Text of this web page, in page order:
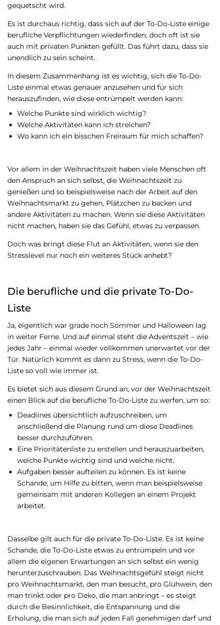
gequetscht wird.
Es ist durchaus richtig, dass sich auf der To-Do-Liste einige
berufliche Verpflichtungen wiederfinden, doch oft ist sie
auch mit privaten Punkten gefüllt. Das führt dazu, dass sie
unendlich zu sein scheint.
In diesem Zusammenhang ist es wichtig, sich die To-Do-
Liste einmal etwas genauer anzusehen und für sich
herauszufinden, wie diese entrümpelt werden kann:
Welche Punkte sind wirklich wichtig?
Welche Aktivitäten kann ich streichen?
Wo kann ich ein bisschen Freiraum für mich schaffen?
Vor allem in der Weihnachtszeit haben viele Menschen oft
den Anspruch an sich selbst, die Weihnachtszeit zu
genießen und so beispielsweise nach der Arbeit auf den
Weihnachtsmarkt zu gehen, Plätzchen zu backen und
andere Aktivitäten zu machen. Wenn sie diese Aktivitäten
nicht machen, haben sie das Gefühl, etwas zu verpassen.
Doch was bringt diese Flut an Aktivitäten, wenn sie den
Stresslevel nur noch ein weiteres Stück anhebt?
Die berufliche und die private To-Do-
Liste
Ja, eigentlich war grade noch Sommer und Halloween lag
in weiter Ferne. Und auf einmal steht die Adventszeit – wie
jedes Jahr – einmal wieder vollkommen unerwartet vor der
Tür. Natürlich kommt es dann zu Stress, wenn die To-Do-
Liste so voll wie immer ist.
Es bietet sich aus diesem Grund an, vor der Weihnachtszeit
einen Blick auf die berufliche To-Do-Liste zu werfen, um so:
Deadlines übersichtlich aufzuschreiben, um
anschließend die Planung rund um diese Deadlines
besser durchzuführen.
Eine Prioritätenliste zu erstellen und herauszuarbeiten,
welche Punkte wichtig sind und welche nicht.
Aufgaben besser aufteilen zu können. Es ist keine
Schande, um Hilfe zu bitten, wenn man beispielsweise
gemeinsam mit anderen Kollegen an einem Projekt
arbeitet.
Dasselbe gilt auch für die private To-Do-Liste. Es ist keine
Schande, die To-Do-Liste etwas zu entrümpeln und vor
allem die eigenen Erwartungen an sich selbst ein wenig
herunterzuschrauben. Das Weihnachtsgefühl steigt nicht
pro Weihnachtsmarkt, den man besucht, pro Glühwein, den
man trinkt oder pro Deko, die man anbringt – es steigt
durch die Besinnlichkeit, die Entspannung und die
Erholung, die man sich auf jeden Fall genehmigen darf und